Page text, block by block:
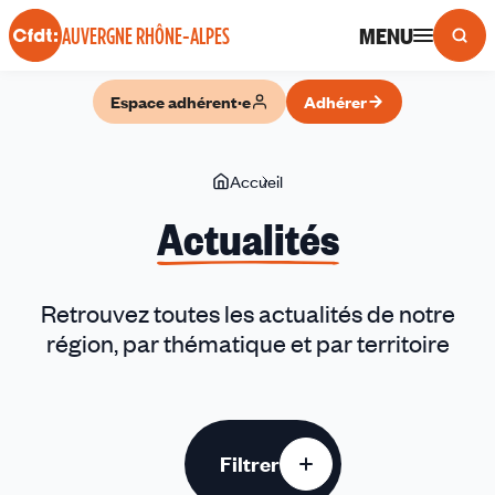
Panneau de gestion des cookies
AUVERGNE RHÔNE-ALPES MENU
Espace adhérent·e Adhérer
Vous
ici
Accueil
Actualités
Retrouvez toutes les actualités de notre
région, par thématique et par territoire
Filtrer